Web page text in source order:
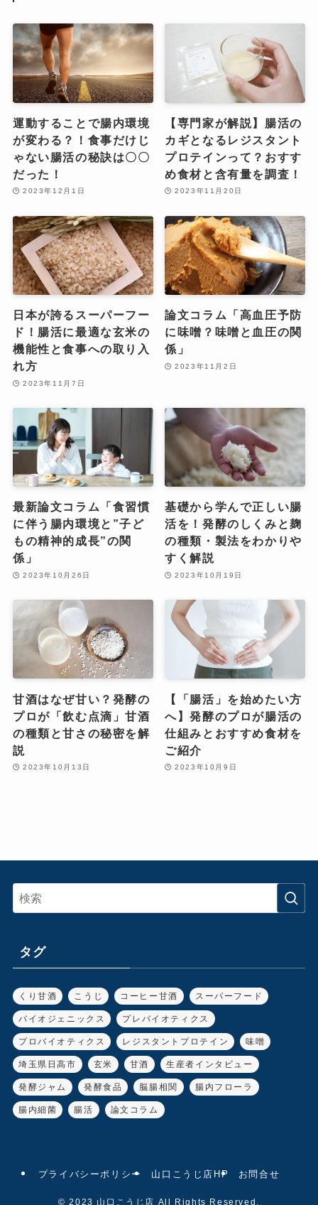
運動することで腸内環境
が変わる？！食事だけじ
ゃない腸活の秘訣は〇〇
だった！
2023年12月1日
【専門家が解説】腸活の
カギとなるレジスタント
プロテインって？おすす
め食材と含有量を調査！
2023年11月20日
日本が誇るスーパーフー
ド！腸活に最適な玄米の
機能性と食事への取り入
れ方
2023年11月7日
論文コラム「高血圧予防
に味噌？味噌と血圧の関
係」
2023年11月2日
最新論文コラム「食習慣
に伴う腸内環境と”子ど
もの精神的成長”の関
係」
2023年10月26日
基礎から学んで正しい腸
活を！発酵のしくみと麹
の種類・製法をわかりや
すく解説
2023年10月19日
甘酒はなぜ甘い？発酵の
プロが「飲む点滴」甘酒
の種類と甘さの秘密を解
説
2023年10月13日
【「腸活」を始めたい方
へ】発酵のプロが腸活の
仕組みとおすすめ食材を
ご紹介
2023年10月9日
タグ
くり甘酒 こうじ コーヒー甘酒 スーパーフード
バイオジェニックス プレバイオティクス
プロバイオティクス レジスタントプロテイン 味噌
埼玉県日高市 玄米 甘酒 生産者インタビュー
発酵ジャム 発酵食品 脳腸相関 腸内フローラ
腸内細菌 腸活 論文コラム
プライバシーポリシー 山口こうじ店HP お問合せ
© 2023 山口こうじ店 All Rights Reserved.